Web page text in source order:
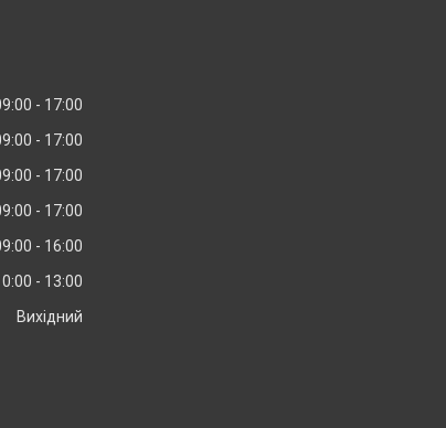
17:00
17:00
17:00
17:00
16:00
13:00
Вихідний